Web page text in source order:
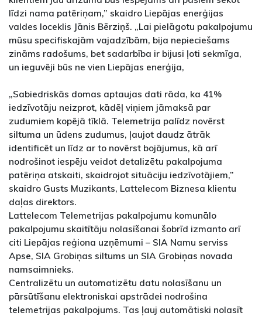
līdzi nama patēriņam,” skaidro Liepājas enerģijas
valdes loceklis Jānis Bērziņš. „Lai pielāgotu pakalpojumu
mūsu specifiskajām vajadzībām, bija nepieciešams
zināms radošums, bet sadarbība ir bijusi ļoti sekmīga,
un ieguvēji būs ne vien Liepājas enerģija,
„Sabiedriskās domas aptaujas dati rāda, ka 41%
iedzīvotāju neizprot, kādēļ viņiem jāmaksā par
zudumiem kopējā tīklā. Telemetrija palīdz novērst
siltuma un ūdens zudumus, ļaujot daudz ātrāk
identificēt un līdz ar to novērst bojājumus, kā arī
nodrošinot iespēju veidot detalizētu pakalpojuma
patēriņa atskaiti, skaidrojot situāciju iedzīvotājiem,”
skaidro Gusts Muzikants, Lattelecom Biznesa klientu
daļas direktors.
Lattelecom Telemetrijas pakalpojumu komunālo
pakalpojumu skaitītāju nolasīšanai šobrīd izmanto arī
citi Liepājas reģiona uzņēmumi – SIA Namu serviss
Apse, SIA Grobiņas siltums un SIA Grobiņas novada
namsaimnieks.
Centralizētu un automatizētu datu nolasīšanu un
pārsūtīšanu elektroniskai apstrādei nodrošina
telemetrijas pakalpojums. Tas ļauj automātiski nolasīt